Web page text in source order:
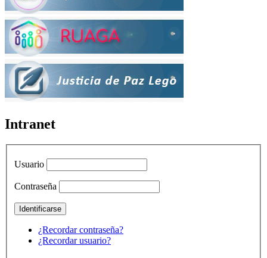
Intranet
Usuario
Contraseña
¿Recordar contraseña?
¿Recordar usuario?